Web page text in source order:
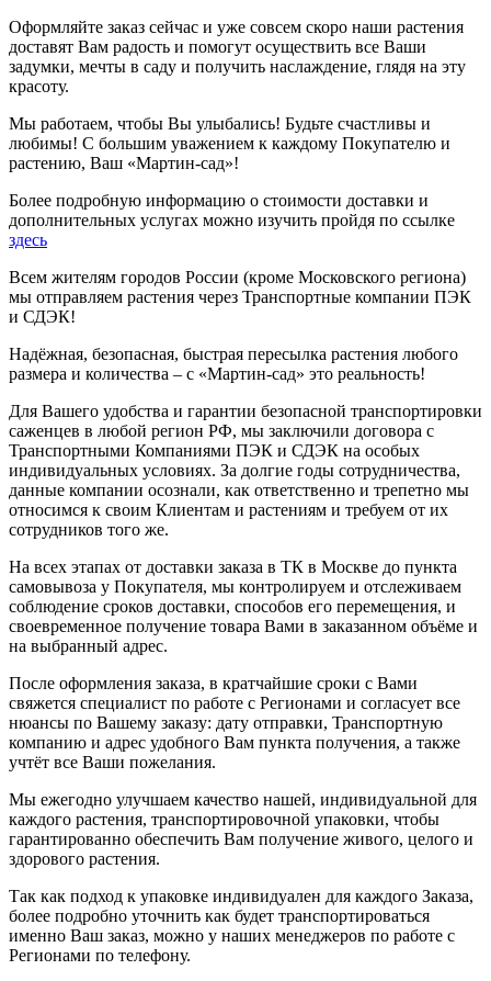
Оформляйте заказ сейчас и уже совсем скоро наши растения
доставят Вам радость и помогут осуществить все Ваши
задумки, мечты в саду и получить наслаждение, глядя на эту
красоту.
Мы работаем, чтобы Вы улыбались! Будьте счастливы и
любимы! С большим уважением к каждому Покупателю и
растению, Ваш «Мартин-сад»!
Более подробную информацию о стоимости доставки и
дополнительных услугах можно изучить пройдя по ссылке
здесь
Всем жителям городов России (кроме Московского региона)
мы отправляем растения через Транспортные компании ПЭК
и СДЭК!
Надёжная, безопасная, быстрая пересылка растения любого
размера и количества – с «Мартин-сад» это реальность!
Для Вашего удобства и гарантии безопасной транспортировки
саженцев в любой регион РФ, мы заключили договора с
Транспортными Компаниями ПЭК и СДЭК на особых
индивидуальных условиях. За долгие годы сотрудничества,
данные компании осознали, как ответственно и трепетно мы
относимся к своим Клиентам и растениям и требуем от их
сотрудников того же.
На всех этапах от доставки заказа в ТК в Москве до пункта
самовывоза у Покупателя, мы контролируем и отслеживаем
соблюдение сроков доставки, способов его перемещения, и
своевременное получение товара Вами в заказанном объёме и
на выбранный адрес.
После оформления заказа, в кратчайшие сроки с Вами
свяжется специалист по работе с Регионами и согласует все
нюансы по Вашему заказу: дату отправки, Транспортную
компанию и адрес удобного Вам пункта получения, а также
учтёт все Ваши пожелания.
Мы ежегодно улучшаем качество нашей, индивидуальной для
каждого растения, транспортировочной упаковки, чтобы
гарантированно обеспечить Вам получение живого, целого и
здорового растения.
Так как подход к упаковке индивидуален для каждого Заказа,
более подробно уточнить как будет транспортироваться
именно Ваш заказ, можно у наших менеджеров по работе с
Регионами по телефону.